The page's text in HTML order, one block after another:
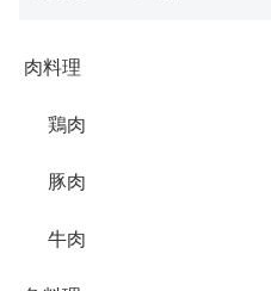
肉料理
鶏肉
豚肉
牛肉